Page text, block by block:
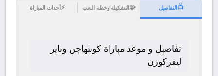
📺التفاصيل 🧩التشكيلة وخطة اللعب ⚡أحداث المباراة
تفاصيل و موعد مباراة كوبنهاجن وباير
ليفركوزن